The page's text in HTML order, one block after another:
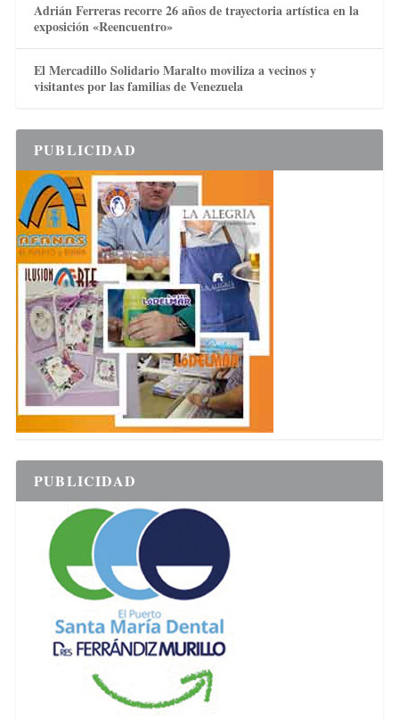
Adrián Ferreras recorre 26 años de trayectoria artística en la
exposición «Reencuentro»
El Mercadillo Solidario Maralto moviliza a vecinos y
visitantes por las familias de Venezuela
PUBLICIDAD
PUBLICIDAD